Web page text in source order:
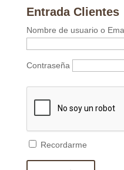
Entrada Clientes
Nombre de usuario o
Contraseña
Recordarme